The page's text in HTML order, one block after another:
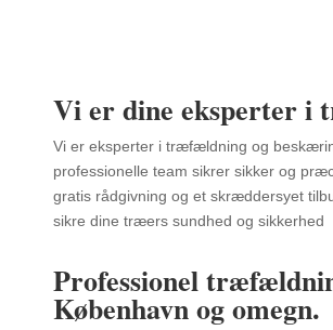
Vi er dine eksperter i
Vi er eksperter i træfældning og
professionelle team sikrer sikker og
gratis rådgivning og et skræddersyet
sikre dine træers sundhed og sikkerhed
Professionel
København og omegn.